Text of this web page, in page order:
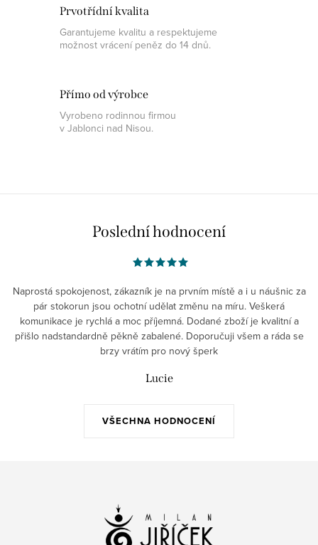
Prvotřídní kvalita
Garantujeme kvalitu a respektujeme
možnost vrácení peněz do 14 dnů.
Přímo od výrobce
Vyrobeno rodinnou firmou
v Jablonci nad Nisou.
Poslední hodnocení
VŠECHNA HODNOCENÍ
Naprostá spokojenost, zákazník je na prvním místě a i u náušnic za
pár stokorun jsou ochotní udělat změnu na míru. Veškerá
komunikace je rychlá a moc příjemná. Dodané zboží je kvalitní a
přišlo nadstandardně pěkně zabalené. Doporučuji všem a ráda se
brzy vrátím pro nový šperk
Lucie